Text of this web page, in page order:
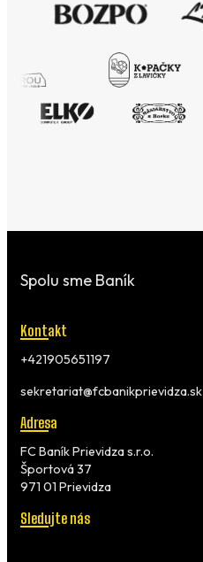
Spolu sme Baník
Kontakt
+421905651197
sekretariat@fcbanikprievidza.sk
Adresa
FC Baník Prievidza s.r.o.
Športová 37
971 01 Prievidza
Sledujte nás